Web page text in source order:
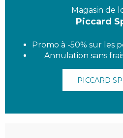
Magasin de
Piccard
Promo à -50% sur les
Annulation sans
PICCARD